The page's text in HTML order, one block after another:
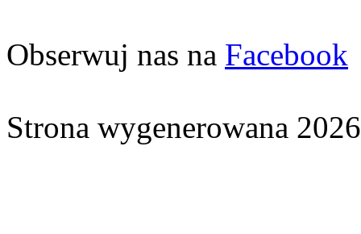
Obserwuj nas na Facebook
Strona wygenerowana